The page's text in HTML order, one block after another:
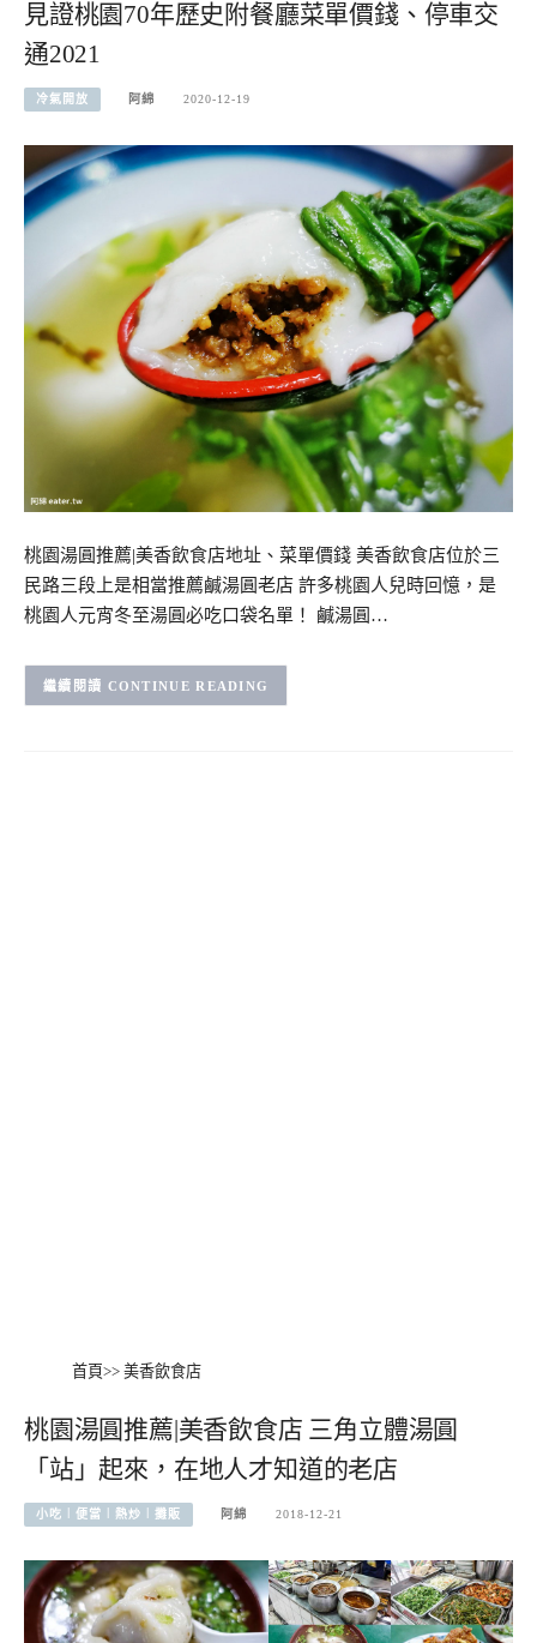
見證桃園70年歷史附餐廳菜單價錢、停車交
通2021
冷氣開放 阿綿 2020-12-19
桃園湯圓推薦|美香飲食店地址、菜單價錢 美香飲食店位於三
民路三段上是相當推薦鹹湯圓老店 許多桃園人兒時回憶，是
桃園人元宵冬至湯圓必吃口袋名單！ 鹹湯圓…
CONTINUE READING
首頁>> 美香飲食店
桃園湯圓推薦|美香飲食店 三角立體湯圓
「站」起來，在地人才知道的老店
小吃︱便當︱熱炒︱攤販 阿綿 2018-12-21